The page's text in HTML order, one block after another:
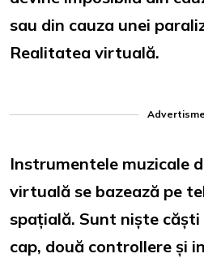
sau din cauza unei
Realitatea virtuală.
Instrumentele muzicale
virtuală se bazează pe
spațială. Sunt niște căști
cap, două controllere și